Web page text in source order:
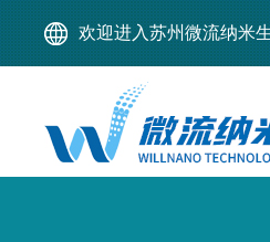
欢迎进入苏州微流纳米